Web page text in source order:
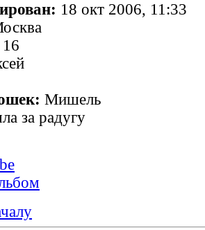
18 окт 2006, 11:33
16
Мишель
за радугу